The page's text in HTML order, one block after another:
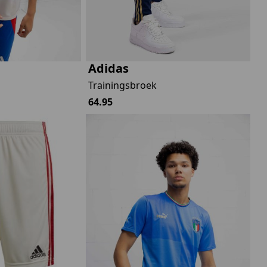
Adidas
Trainingsbroek
64.95